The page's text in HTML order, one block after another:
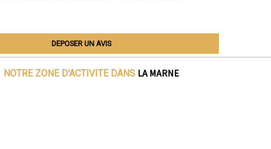
DEPOSER UN AVIS
NOTRE ZONE D'ACTIVITE DANS LA MARNE